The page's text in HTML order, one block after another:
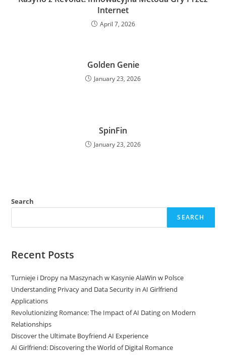
Internet
April 7, 2026
Golden Genie
January 23, 2026
SpinFin
January 23, 2026
Search
SEARCH
Recent Posts
Turnieje i Dropy na Maszynach w Kasynie AlaWin w Polsce
Understanding Privacy and Data Security in AI Girlfriend
Applications
Revolutionizing Romance: The Impact of AI Dating on Modern
Relationships
Discover the Ultimate Boyfriend AI Experience
AI Girlfriend: Discovering the World of Digital Romance